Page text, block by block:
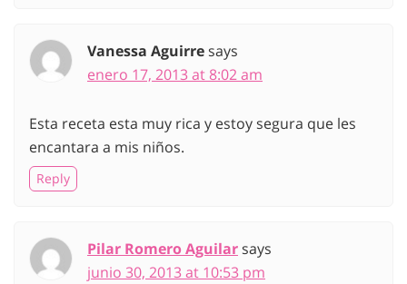
Vanessa Aguirresays
enero 17, 2013 at 8:02 am
Esta receta esta muy rica y estoy segura que les
encantara a mis niños.
Reply
Pilar Romero Aguilarsays
junio 30, 2013 at 10:53 pm